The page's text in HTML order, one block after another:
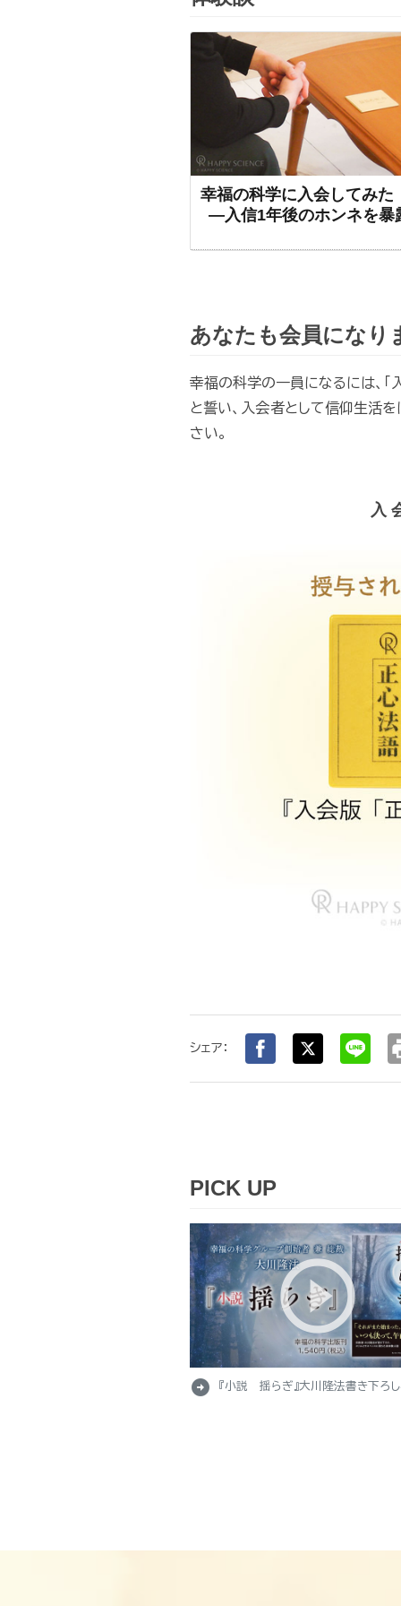
幸福の科学に入会してみた
―入信1年後のホンネを
あなたも会員になり
幸福の科学の一員になるには、「
と誓い、入会者として信仰生活を
さい。
入
シェア：
PICK UP
arrow_circle_right 『小説 揺らぎ』大川隆法書き下ろ